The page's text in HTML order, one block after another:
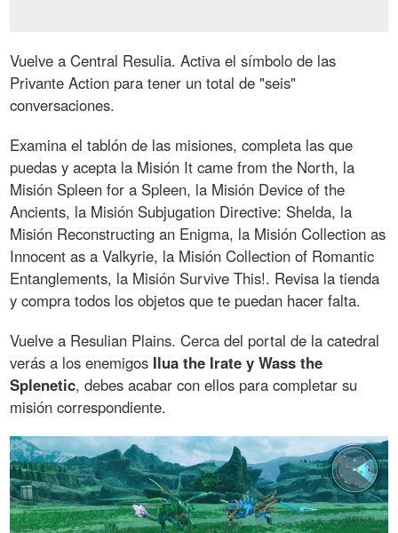
Vuelve a Central Resulia. Activa el símbolo de las
Privante Action para tener un total de "seis"
conversaciones.
Examina el tablón de las misiones, completa las que
puedas y acepta la Misión It came from the North, la
Misión Spleen for a Spleen, la Misión Device of the
Ancients, la Misión Subjugation Directive: Shelda, la
Misión Reconstructing an Enigma, la Misión Collection as
Innocent as a Valkyrie, la Misión Collection of Romantic
Entanglements, la Misión Survive This!. Revisa la tienda
y compra todos los objetos que te puedan hacer falta.
Vuelve a Resulian Plains. Cerca del portal de la catedral
verás a los enemigos Ilua the Irate y Wass the
Splenetic, debes acabar con ellos para completar su
misión correspondiente.